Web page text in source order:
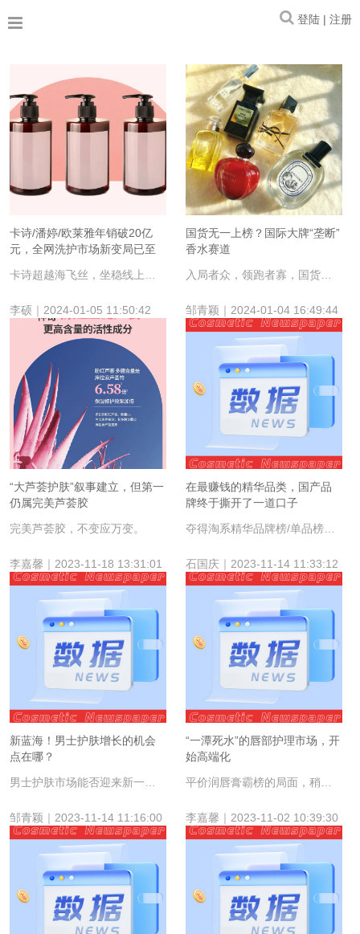
登陆 | 注册
卡诗/潘婷/欧莱雅年销破20亿
元，全网洗护市场新变局已至
李硕｜2024-01-05 11:50:42
国货无一上榜？国际大牌“垄断”
香水赛道
邹青颖｜2024-01-04 16:49:44
“大芦荟护肤”叙事建立，但第一
仍属完美芦荟胶
完美芦荟胶，不变应万变。
李嘉馨｜2023-11-18 13:31:01
在最赚钱的精华品类，国产品
牌终于撕开了一道口子
石国庆｜2023-11-14 11:33:12
新蓝海！男士护肤增长的机会
点在哪？
邹青颖｜2023-11-14 11:16:00
“一潭死水”的唇部护理市场，开
始高端化
李嘉馨｜2023-11-02 10:39:30